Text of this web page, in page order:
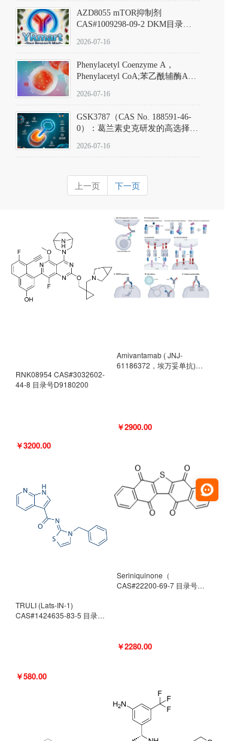
AZD8055 mTOR抑制剂
CAS#1009298-09-2 DKM目录号
激酶抑制剂的深度剖析
2026-07-16
Phenylacetyl Coenzyme A，
Phenylacetyl CoA;苯乙酰辅酶A
2026-07-16
GSK3787（CAS No. 188591-46-
0）：葛兰素史克研发的高选择
抗剂，被广泛视为研究PPARδ核
靶点药理机制的金标准化学探
针。
2026-07-16
上一页 下一页
RNK08954 CAS#3032602-
44-8 目录号D9180200
￥3200.00
TRULI (Lats-IN-1)
CAS#1424635-83-5 目录号
￥580.00
Amivantamab ( JNJ-
61186372，埃万妥单抗)
￥2900.00
Seriniquinone（
CAS#22200-69-7 目录号
￥2280.00